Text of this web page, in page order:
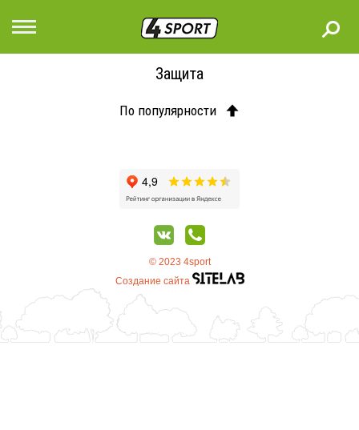
Защита
По популярности
© 2023 4sport
Создание сайта